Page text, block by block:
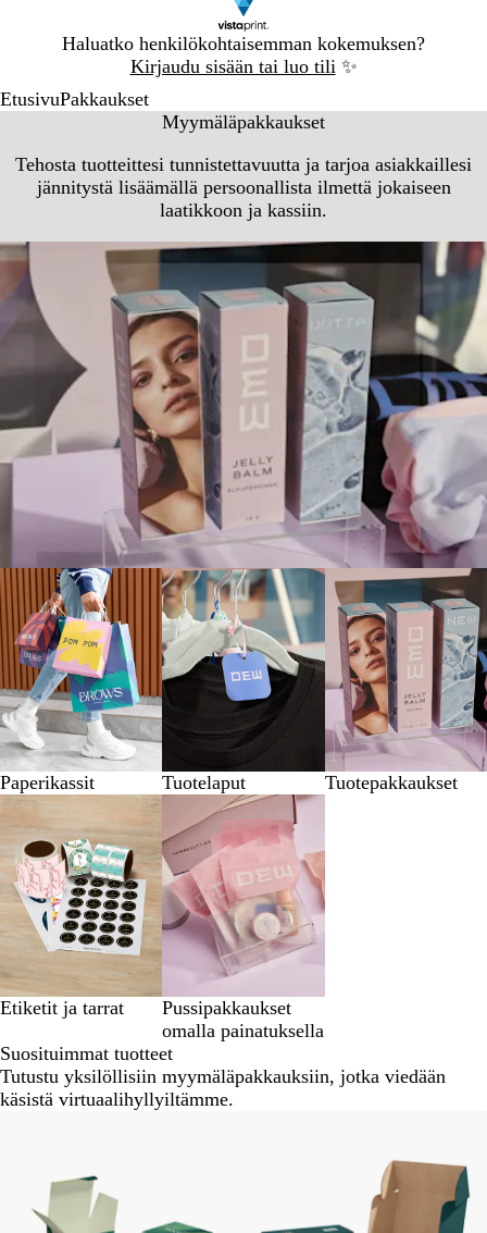
Haluatko henkilökohtaisemman kokemuksen?
Kirjaudu sisään tai luo tili ✨
1
EtusivuPakkaukset
Myymäläpakkaukset
Tehosta tuotteittesi tunnistettavuutta ja tarjoa asiakkaillesi
jännitystä lisäämällä persoonallista ilmettä jokaiseen
laatikkoon ja kassiin.
Paperikassit Tuotelaput Tuotepakkaukset
Etiketit ja tarrat
Pussipakkaukset
omalla painatuksella
Suosituimmat tuotteet
Tutustu yksilöllisiin myymäläpakkauksiin, jotka viedään
käsistä virtuaalihyllyiltämme.